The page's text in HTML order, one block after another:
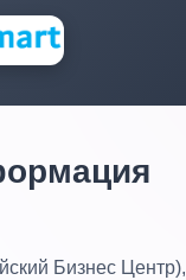
Бизнес Центр),